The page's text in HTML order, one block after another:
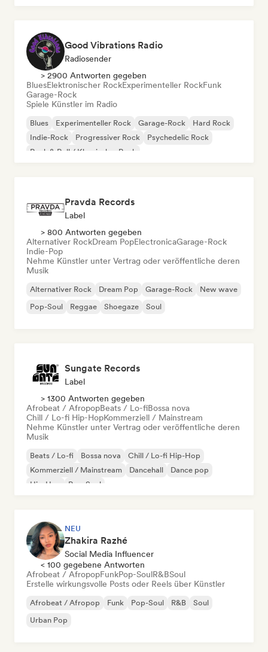
Good Vibrations Radio
Radiosender
> 2900 Antworten gegeben
BluesElektronischer RockExperimenteller RockFunk
Garage-Rock
Spiele Künstler im Radio
Blues Experimenteller Rock Garage-Rock
Hard Rock
Indie-Rock
Progressiver Rock
Psychedelic Rock
Rock & Roll / Klassischer Rock
Pravda Records
Label
> 800 Antworten gegeben
Alternativer RockDream PopElectronicaGarage-Rock
Indie-Pop
Nehme Künstler unter Vertrag oder veröffentliche deren
Musik
Alternativer Rock Dream Pop Garage-Rock
New wave
Pop-Soul
Reggae Shoegaze Soul
Sungate Records
Label
> 1300 Antworten gegeben
Afrobeat / AfropopBeats / Lo-fiBossa nova
Chill / Lo-fi Hip-HopKommerziell / Mainstream
Nehme Künstler unter Vertrag oder veröffentliche deren
Musik
Beats / Lo-fi Bossa nova
Chill / Lo-fi Hip-Hop
Kommerziell / Mainstream
Dancehall
Dance pop
Hip-Hop
Pop-Soul
NEU
Zhakira Razhé
Social Media Influencer
< 100 gegebene Antworten
Afrobeat / AfropopFunkPop-SoulR&BSoul
Erstelle wirkungsvolle Posts oder Reels über Künstler
Afrobeat / Afropop Funk Pop-Soul R&B
Soul
Urban Pop